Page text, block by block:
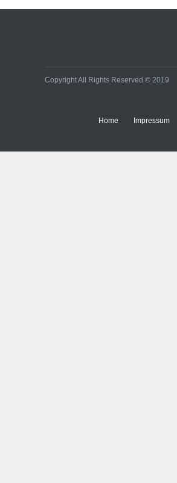
Copyright All Rights Reserved © 2019
Home Impressum